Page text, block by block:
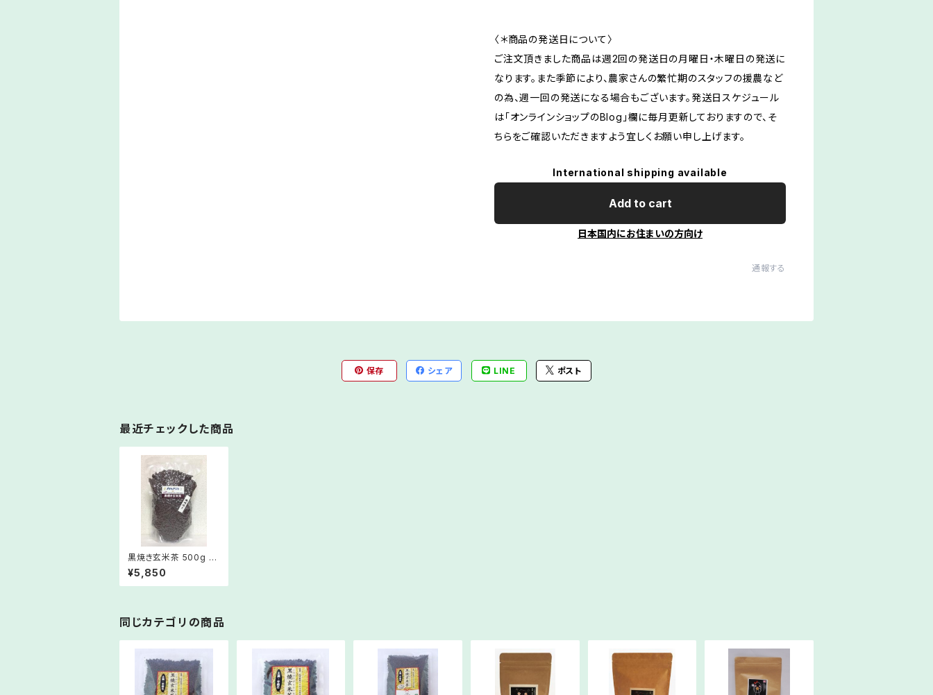
〈＊商品の発送日について〉
ご注文頂きました商品は週2回の発送日の月曜日・木曜日の発送に
なります。また季節により、農家さんの繁忙期のスタッフの援農など
の為、週一回の発送になる場合もございます。発送日スケジュール
は「オンラインショップのBlog」欄に毎月更新しておりますので、そ
ちらをご確認いただきますよう宜しくお願い申し上げます。
International shipping available
Add to cart
日本国内にお住まいの方向け
通報する
保存 シェア LINE ポスト
最近チェックした商品
黒焼き玄米茶 500g 機
械焙煎
¥5,850
同じカテゴリの商品